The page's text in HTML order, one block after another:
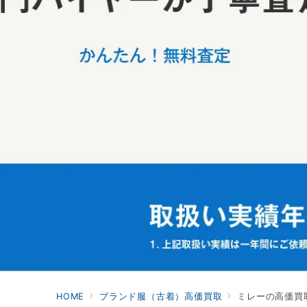
HOME ブランド服（古着）高価買取 ミレーの高価買